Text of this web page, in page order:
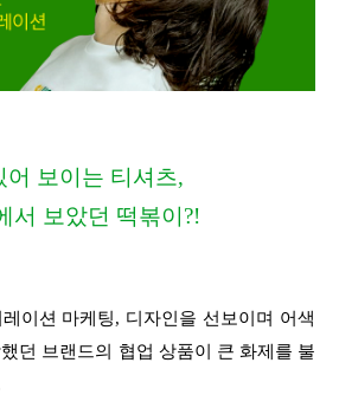
어 보이는 티셔츠,
서 보았던 떡볶이?!
이션 마케팅, 디자인을 선보이며 어색
던 브랜드의 협업 상품이 큰 화제를 불